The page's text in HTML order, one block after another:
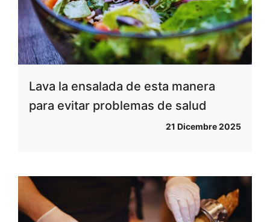
Lava la ensalada de esta manera
para evitar problemas de salud
21 Dicembre 2025